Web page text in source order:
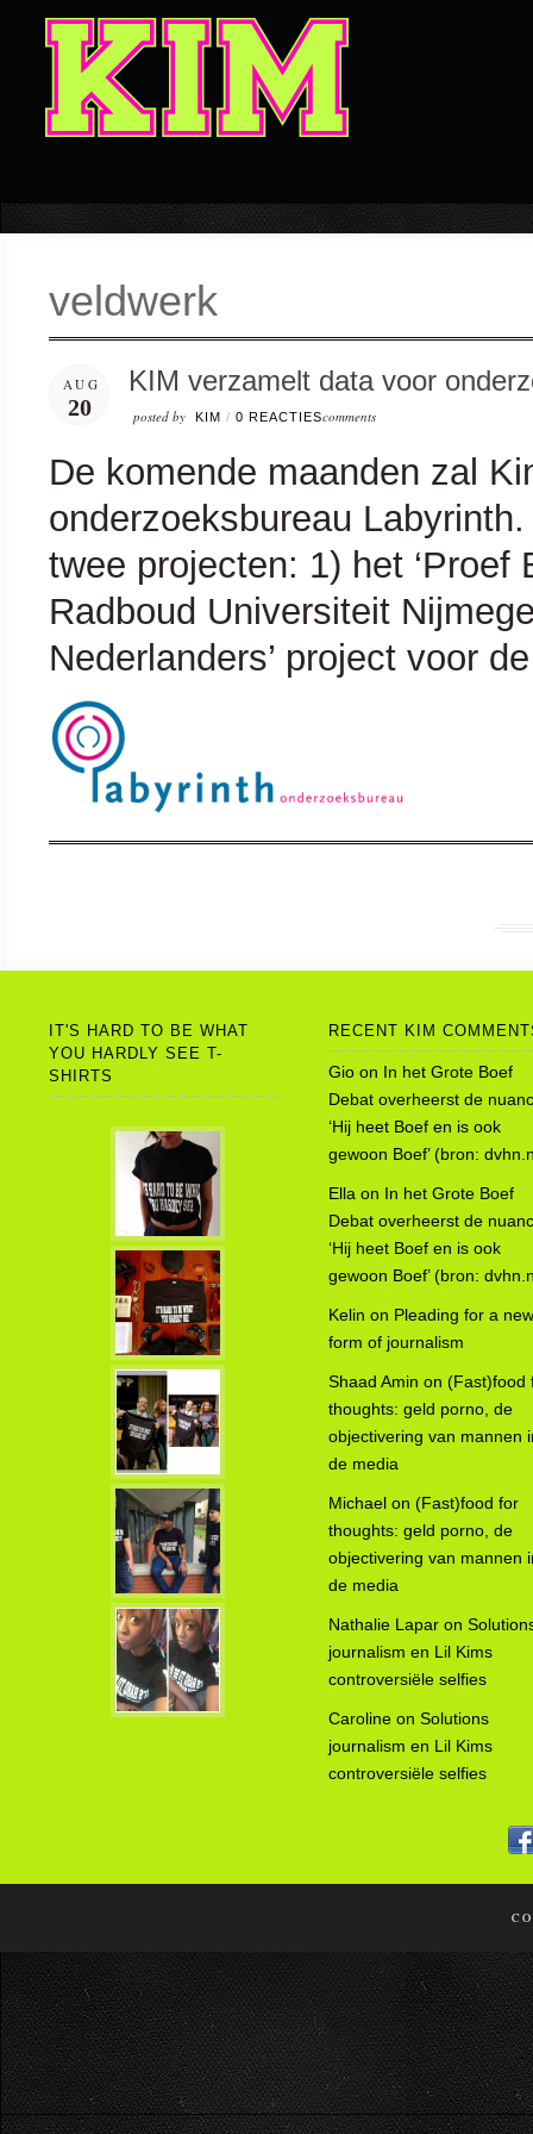
veldwerk
AUG
20
KIM verzamelt data voor
posted by KIM / 0 REACTIEScomments
De komende maanden zal
onderzoeksbureau
twee projecten: 1) het ‘Proef
Radboud Universiteit
Nederlanders’ project voor
IT'S HARD TO BE WHAT
YOU HARDLY SEE T-
SHIRTS
RECENT KIM
Gio on In het Grote Boef
Debat overheerst de
‘Hij heet Boef en is ook
gewoon Boef’ (bron:
Ella on In het Grote Boef
Debat overheerst de
‘Hij heet Boef en is ook
gewoon Boef’ (bron:
Kelin on Pleading for a new
form of journalism
Shaad Amin on (Fast)food
thoughts: geld porno, de
objectivering van mannen
de media
Michael on (Fast)food for
thoughts: geld porno, de
objectivering van mannen
de media
Nathalie Lapar on
journalism en Lil Kims
controversiële selfies
Caroline on Solutions
journalism en Lil Kims
controversiële selfies